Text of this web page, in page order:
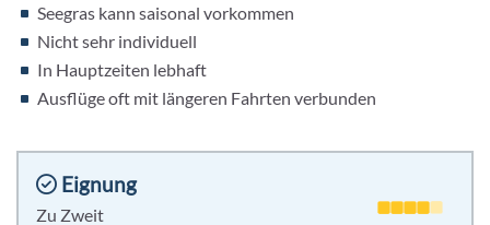
Eignung
Zu Zweit
Seegras kann saisonal vorkommen
Nicht sehr individuell
In Hauptzeiten lebhaft
Ausflüge oft mit längeren Fahrten verbunden